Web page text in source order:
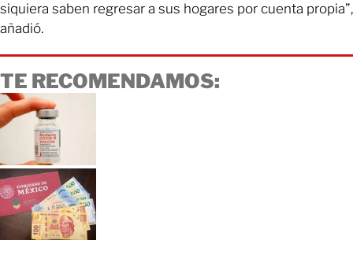
siquiera saben regresar a sus hogares por cuenta propia”,
añadió.
TE RECOMENDAMOS: